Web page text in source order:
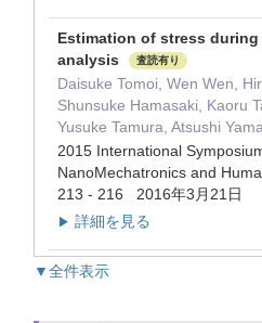
Estimation of stress
analysis
査読有り
Daisuke Tomoi, Wen Wen,
Shunsuke Hamasaki, Kaoru
Yusuke Tamura, Atsushi
2015 International
NanoMechatronics and
213 - 216 2016年3月21日
▶ 詳細を見る
▼全件表示